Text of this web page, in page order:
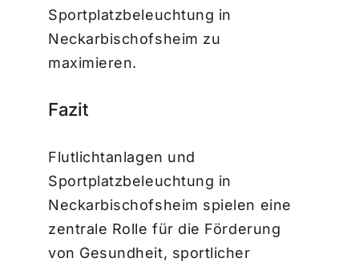
Sportplatzbeleuchtung in
Neckarbischofsheim zu
maximieren.
Fazit
Flutlichtanlagen und
Sportplatzbeleuchtung in
Neckarbischofsheim spielen eine
zentrale Rolle für die Förderung
von Gesundheit, sportlicher